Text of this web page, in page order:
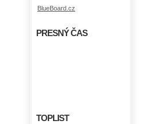
BlueBoard.cz
PRESNÝ ČAS
TOPLIST